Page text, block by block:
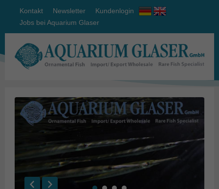
Kontakt Newsletter
Kundenlogin
Jobs bei Aquarium Glaser